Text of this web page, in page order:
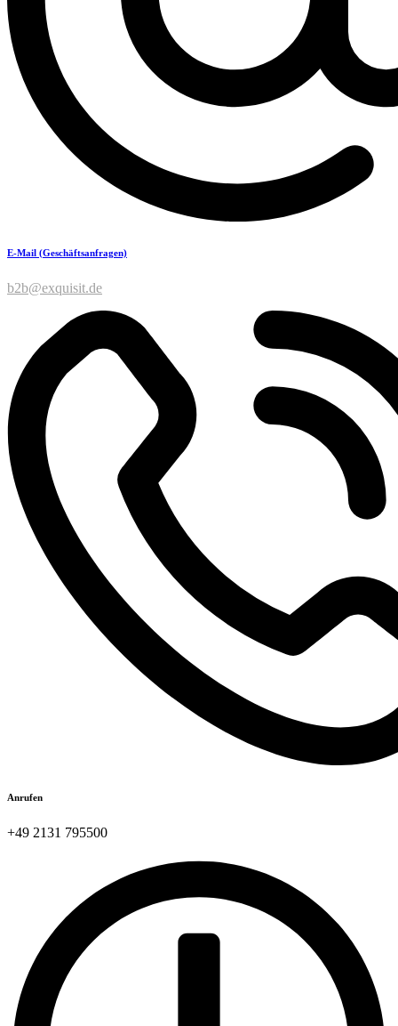
E-Mail (Geschäftsanfragen)
b2b@exquisit.de
Anrufen
+49 2131 795500​